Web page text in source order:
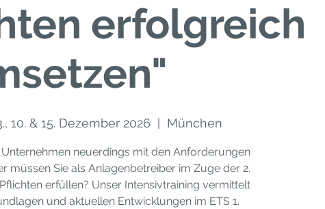
erfolgreich
10. & 15. Dezember 2026 München
Unternehmen neuerdings mit den Anforderungen
müssen Sie als Anlagenbetreiber im Zuge der 2.
erfüllen? Unser Intensivtraining vermittelt
und aktuellen Entwicklungen im ETS 1.